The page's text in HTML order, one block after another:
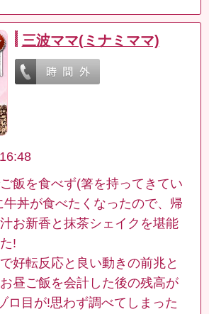
三波ママ(ミナミママ)
飯を食べず(箸を持ってきてい
牛丼が食べたくなったので、帰
お新香と抹茶シェイクを堪能
!
好転反応と良い動きの前兆と
昼ご飯を会計した後の残高が
ロ目が!思わず調べてしまった